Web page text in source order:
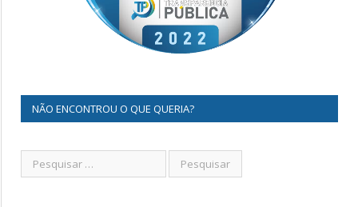
NÃO ENCONTROU O QUE QUERIA?